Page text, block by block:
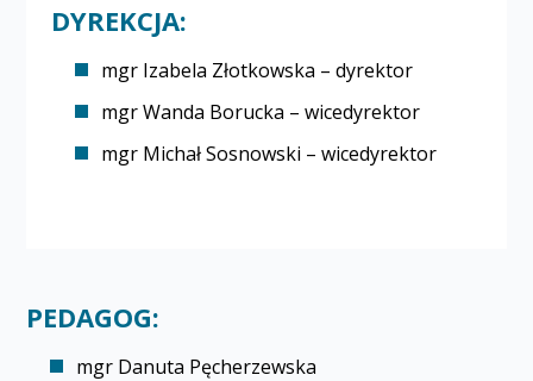
DYREKCJA:
mgr Izabela Złotkowska – dyrektor
mgr Wanda Borucka – wicedyrektor
mgr Michał Sosnowski – wicedyrektor
PEDAGOG:
mgr Danuta Pęcherzewska